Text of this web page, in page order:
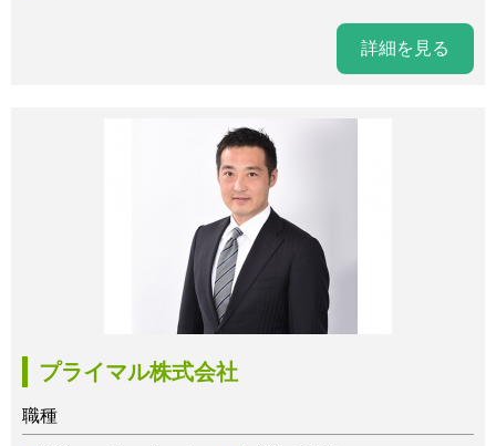
詳細を見る
プライマル株式会社
職種